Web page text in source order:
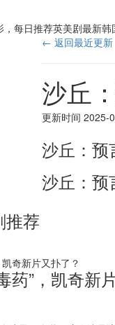
← 返回最近更新
沙丘
更新时间 2025-
沙丘：预
沙丘：预
推荐
药”，凯奇新